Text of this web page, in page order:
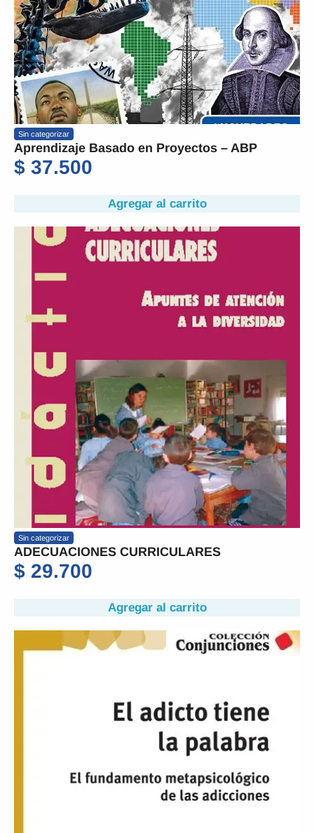
Sin categorizar
Aprendizaje Basado en Proyectos – ABP
$ 37.500
Agregar al carrito
Sin categorizar
ADECUACIONES CURRICULARES
$ 29.700
Agregar al carrito